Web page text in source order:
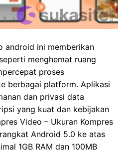
android ini memberikan
menghemat ruang
proses
berbagai platform. Aplikasi
dan privasi data
yang kuat dan kebijakan
Video – Ukuran Kompres
Android 5.0 ke atas
1GB RAM dan 100MB